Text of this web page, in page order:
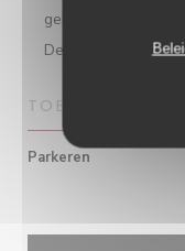
geld, Visa,
Debetkaart
TOEGANG
Parkeren